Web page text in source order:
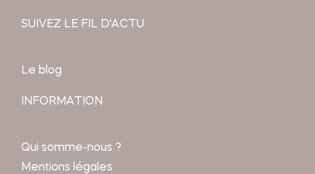
SUIVEZ LE FIL D'ACTU
Le blog
INFORMATION
Qui somme-nous ?
Mentions légales